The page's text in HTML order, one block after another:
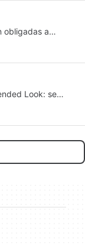
obligadas a
en Disney.
Look: se